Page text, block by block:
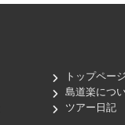
トップペー
島道楽につ
ツアー日記